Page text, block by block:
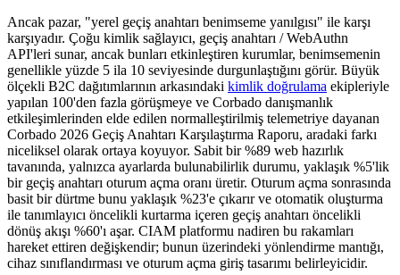
Ancak pazar, "yerel geçiş anahtarı benimseme yanılgısı" ile karşı
karşıyadır. Çoğu kimlik sağlayıcı, geçiş anahtarı / WebAuthn
API'leri sunar, ancak bunları etkinleştiren kurumlar, benimsemenin
genellikle yüzde 5 ila 10 seviyesinde durgunlaştığını görür. Büyük
ölçekli B2C dağıtımlarının arkasındaki kimlik doğrulama ekipleriyle
yapılan 100'den fazla görüşmeye ve Corbado danışmanlık
etkileşimlerinden elde edilen normalleştirilmiş telemetriye dayanan
Corbado 2026 Geçiş Anahtarı Karşılaştırma Raporu, aradaki farkı
niceliksel olarak ortaya koyuyor. Sabit bir %89 web hazırlık
tavanında, yalnızca ayarlarda bulunabilirlik durumu, yaklaşık %5'lik
bir geçiş anahtarı oturum açma oranı üretir. Oturum açma sonrasında
basit bir dürtme bunu yaklaşık %23'e çıkarır ve otomatik oluşturma
ile tanımlayıcı öncelikli kurtarma içeren geçiş anahtarı öncelikli
dönüş akışı %60'ı aşar. CIAM platformu nadiren bu rakamları
hareket ettiren değişkendir; bunun üzerindeki yönlendirme mantığı,
cihaz sınıflandırması ve oturum açma giriş tasarımı belirleyicidir.